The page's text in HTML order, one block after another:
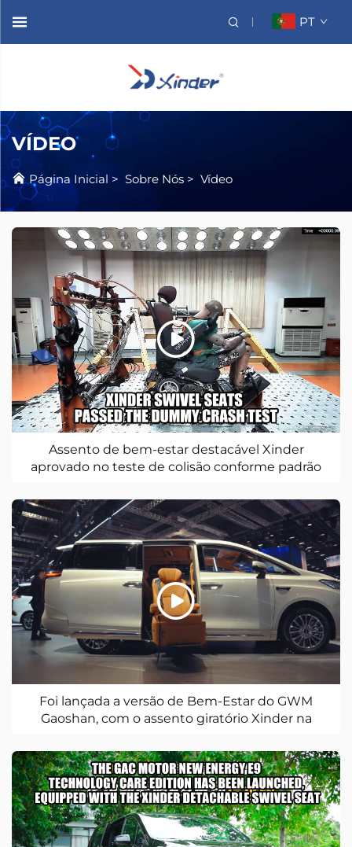
PT
VÍDEO
Página Inicial > Sobre Nós > Vídeo
Assento de bem-estar destacável Xinder
aprovado no teste de colisão conforme padrão
Foi lançada a versão de Bem-Estar do GWM
Gaoshan, com o assento giratório Xinder na